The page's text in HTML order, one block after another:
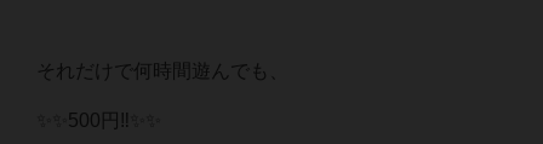
それだけで何時間遊んでも、
✨✨500円‼️✨✨